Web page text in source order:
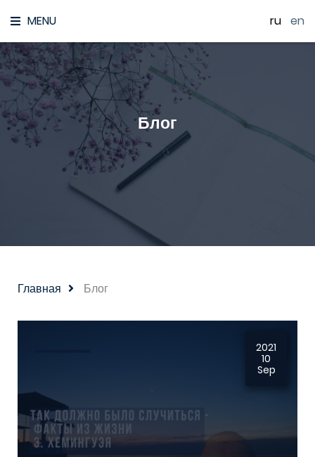
MENU ru en
Блог
Главная Блог
2021
10
Sep